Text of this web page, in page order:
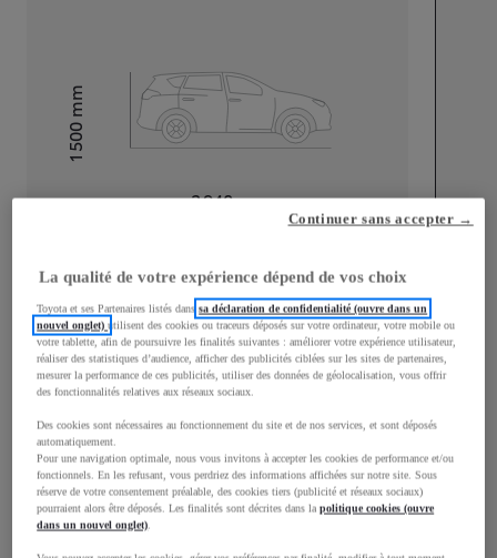
3 940mm
Hauteur1 500
mm
Largeur
1 745mm
Consommation mixte
Consommation mixte 4L/100 km
Émissions CO2
La qualité de votre expérience dépend de vos choix
Toyota et ses Partenaires listés danssa déclaration de confidentialité (ouvre dans un
nouvel onglet)utilisent des cookies ou traceurs déposés sur votre ordinateur, votre mobile ou
votre tablette, afin de poursuivre les finalités suivantes : améliorer votre expérience utilisateur,
réaliser des statistiques d’audience, afficher des publicités ciblées sur les sites de partenaires,
mesurer la performance de ces publicités, utiliser des données de géolocalisation, vous offrir
des fonctionnalités relatives aux réseaux sociaux.
Des cookies sont nécessaires au fonctionnement du site et de nos services, et sont déposés
automatiquement.
Pour une navigation optimale, nous vous invitons à accepter les cookies de performance et/ou
fonctionnels. En les refusant, vous perdriez des informations affichées sur notre site. Sous
réserve de votre consentement préalable, des cookies tiers (publicité et réseaux sociaux)
pourraient alors être déposés. Les finalités sont décrites dans lapolitique cookies (ouvre
dans un nouvel onglet)
Continuer sans accepter →